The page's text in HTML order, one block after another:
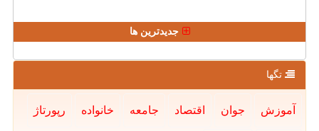
جدیدترین ها
تگها
آموزش جوان اقتصاد جامعه خانواده رپورتاژ